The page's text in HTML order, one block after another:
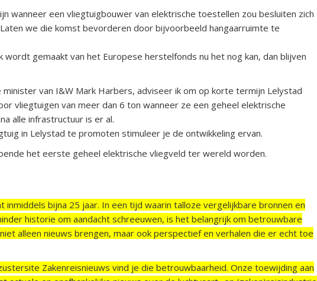
wanneer een vliegtuigbouwer van elektrische toestellen zou besluiten zich
we die komst bevorderen door bijvoorbeeld hangaarruimte te
wordt gemaakt van het Europese herstelfonds nu het nog kan, dan blijven
minister van I&W Mark Harbers, adviseer ik om op korte termijn Lelystad
vliegtuigen van meer dan 6 ton wanneer ze een geheel elektrische
alle infrastructuur is er al.
in Lelystad te promoten stimuleer je de ontwikkeling ervan.
het eerste geheel elektrische vliegveld ter wereld worden.
inmiddels bijna 25 jaar. In een tijd waarin talloze vergelijkbare bronnen en
historie om aandacht schreeuwen, is het belangrijk om betrouwbare
alleen nieuws brengen, maar ook perspectief en verhalen die er echt toe
Zakenreisnieuws vind je die betrouwbaarheid. Onze toewijding aan